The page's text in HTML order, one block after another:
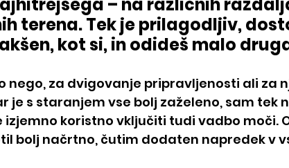
terena. Tek je prilagodljiv,
kot si, in odideš malo
nego, za dvigovanje pripravljenosti ali za
je s staranjem vse bolj zaželeno, sam tek
izjemno koristno vključiti tudi vadbo moči.
bolj načrtno, čutim dodaten napredek v